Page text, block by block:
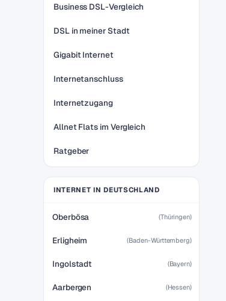
Business DSL-Vergleich
DSL in meiner Stadt
Gigabit Internet
Internetanschluss
Internetzugang
Allnet Flats im Vergleich
Ratgeber
INTERNET IN DEUTSCHLAND
Oberbösa (Thüringen)
Erligheim (Baden-Württemberg)
Ingolstadt (Bayern)
Aarbergen (Hessen)